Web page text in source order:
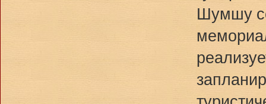
Шумшу